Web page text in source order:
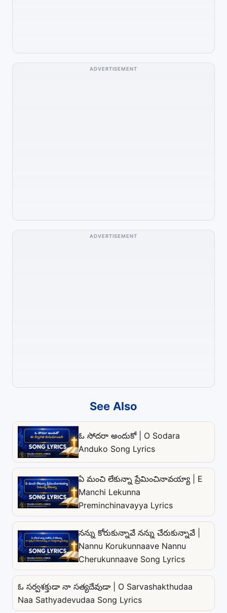
ADVERTISEMENT
ADVERTISEMENT
See Also
ఓ సోదరా అందుకో | O Sodara
Anduko Song Lyrics
ఏ మంచి లేకున్నా ప్రేమించినావయ్యా | E
Manchi Lekunna
Preminchinavayya Lyrics
నన్ను కోరుకున్నావే నన్ను చేరుకున్నావే |
Nannu Korukunnaave Nannu
Cherukunnaave Song Lyrics
ఓ సర్వశక్తుడా నా సత్యదేవుడా | O Sarvashakthudaa
Naa Sathyadevudaa Song Lyrics